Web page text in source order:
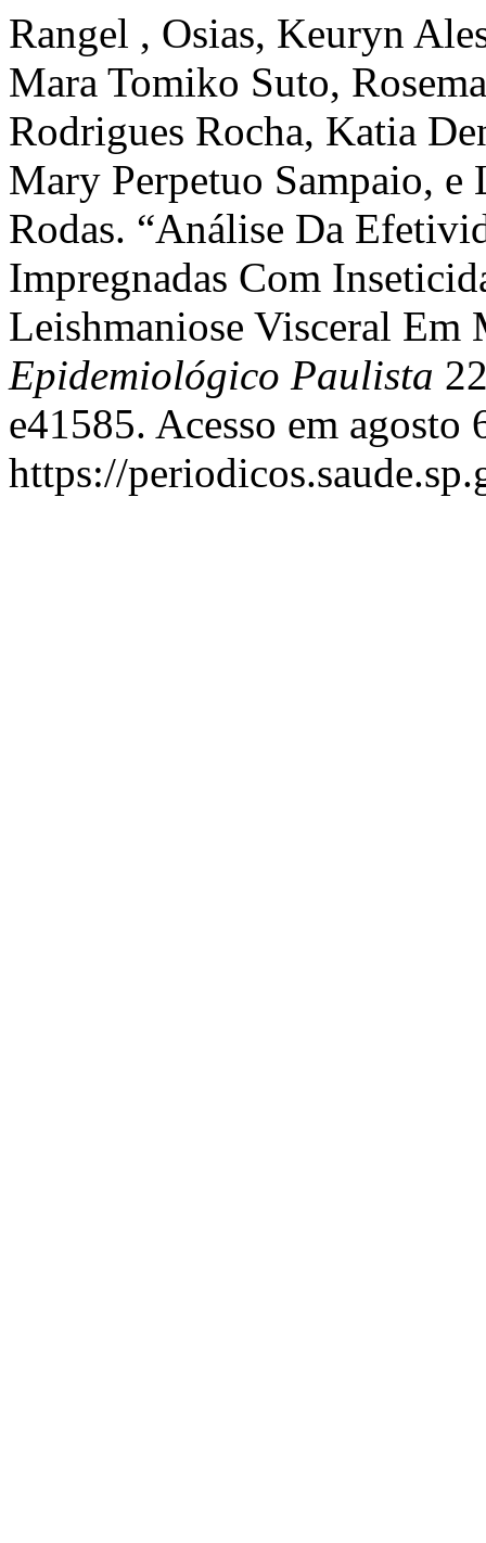
Rangel , Osias, Keuryn
Mara Tomiko Suto,
Rodrigues Rocha, Katia
Mary Perpetuo Sampaio,
Rodas. “Análise Da
Impregnadas Com
Leishmaniose Visceral Em
Epidemiológico Paulista
e41585. Acesso em agosto
https://